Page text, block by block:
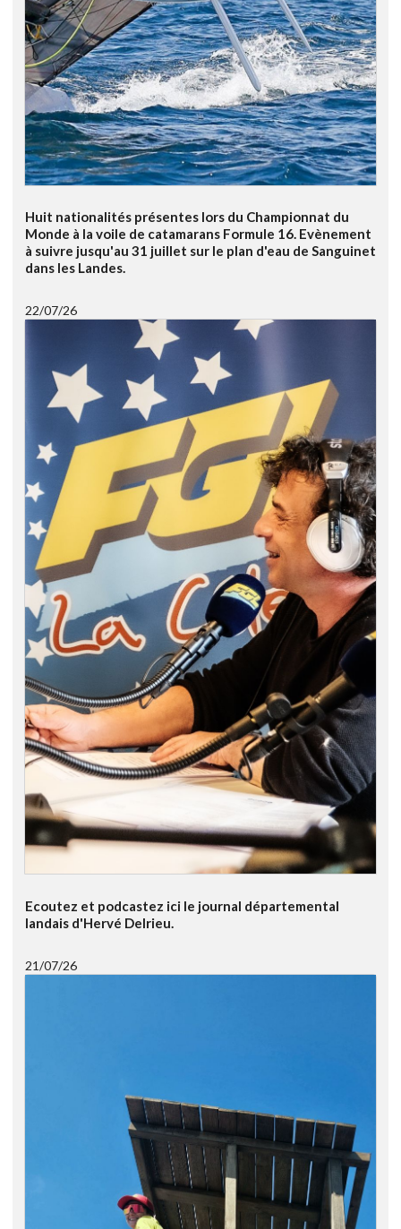
Huit nationalités présentes lors du Championnat du
Monde à la voile de catamarans Formule 16. Evènement
à suivre jusqu'au 31 juillet sur le plan d'eau de Sanguinet
dans les Landes.
22/07/26
Ecoutez et podcastez ici le journal départemental
landais d'Hervé Delrieu.
21/07/26